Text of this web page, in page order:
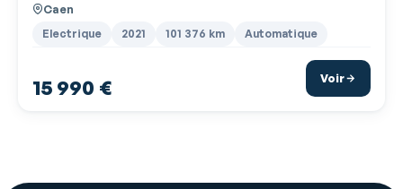
Tablette cache bagages
Caen
Electrique 2021 101 376 km Automatique
15 990 € Voir